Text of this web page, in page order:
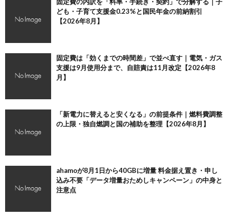
ども・子育て支援金0.23%と国民年金の前納割引
【2026年8月】
固定費は「効くまでの時間差」で並べ直す｜電気・ガス
支援は9月使用分まで、自賠責は11月改定【2026年8
月】
「新電力に替えると安くなる」の前提条件｜燃料費調整
の上限・独自燃調と国の補助を整理【2026年8月】
ahamoが8月1日から40GBに増量 料金据え置き・申し
込み不要「データ増量おためしキャンペーン」の中身と
注意点